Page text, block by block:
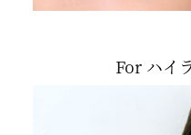
For ハイ